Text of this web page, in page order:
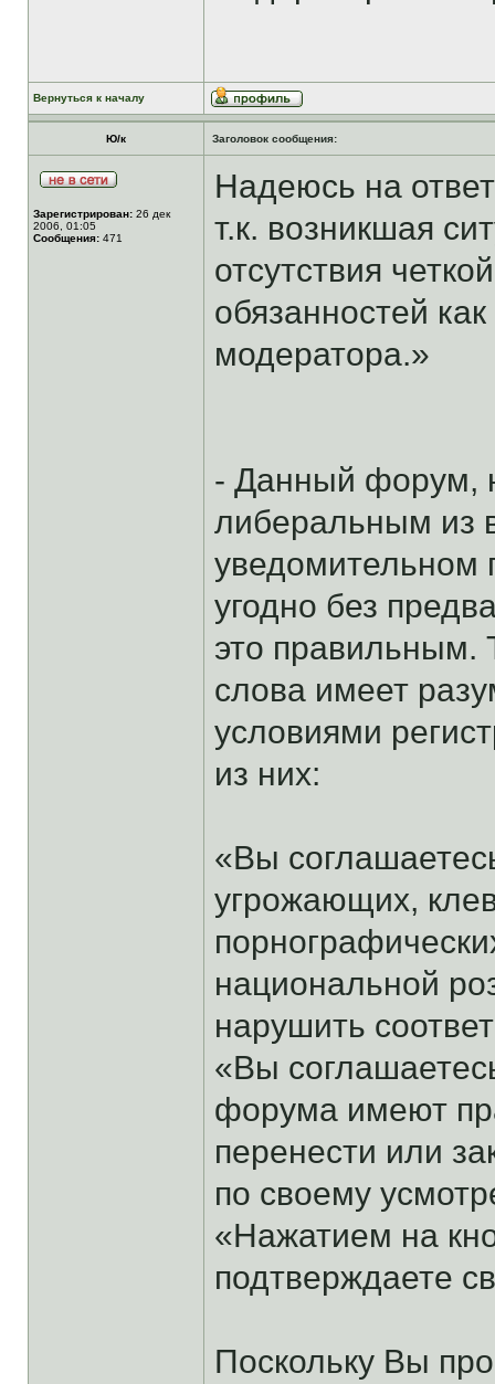
Вернуться к началу
Ю/к Заголовок сообщения:
Зарегистрирован: 26 дек
2006, 01:05
Сообщения: 471
Надеюсь на
т.к. возникшая
отсутствия
обязанностей
модератора.»
- Данный форум,
либеральным из
уведомительном
угодно без
это правильным.
слова имеет
условиями
из них:
«Вы
угрожающих,
национальной
нарушить
«Вы
форума имеют
перенести или
по своему
«Нажатием на
подтверждаете
Поскольку Вы